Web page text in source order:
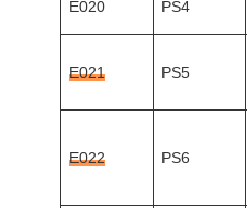
E020 PS4
E021 PS5
E022 PS6